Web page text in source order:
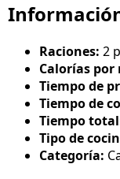
Raciones: 2
Calorías por
Tiempo de
Tiempo de
Tiempo
Tipo de
Categoría: